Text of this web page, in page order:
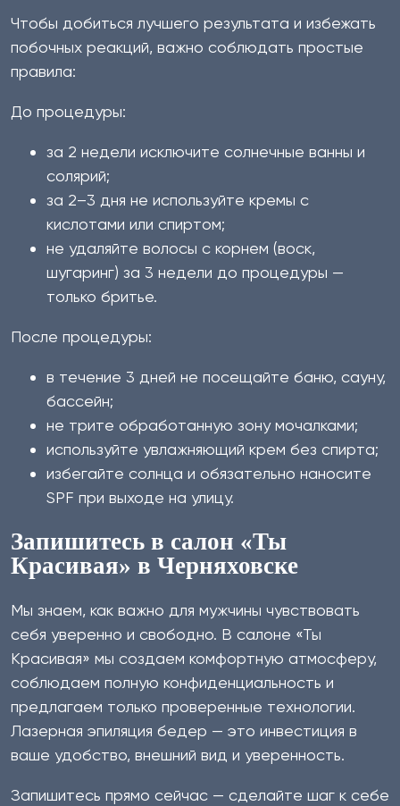
Чтобы добиться лучшего результата и избежать
побочных реакций, важно соблюдать простые
правила:
До процедуры:
за 2 недели исключите солнечные ванны и
солярий;
за 2–3 дня не используйте кремы с
кислотами или спиртом;
не удаляйте волосы с корнем (воск,
шугаринг) за 3 недели до процедуры —
только бритье.
После процедуры:
в течение 3 дней не посещайте баню, сауну,
бассейн;
не трите обработанную зону мочалками;
используйте увлажняющий крем без спирта;
избегайте солнца и обязательно наносите
SPF при выходе на улицу.
Запишитесь в салон «Ты
Красивая» в Черняховске
Мы знаем, как важно для мужчины чувствовать
себя уверенно и свободно. В салоне «Ты
Красивая» мы создаем комфортную атмосферу,
соблюдаем полную конфиденциальность и
предлагаем только проверенные технологии.
Лазерная эпиляция бедер — это инвестиция в
ваше удобство, внешний вид и уверенность.
Запишитесь прямо сейчас — сделайте шаг к себе